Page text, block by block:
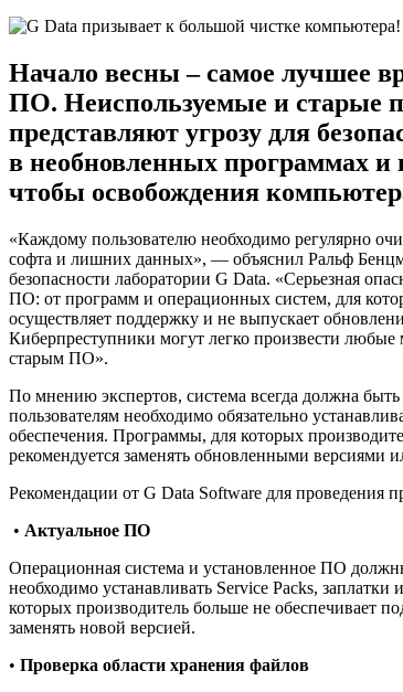
Начало весны – самое лучшее
ПО. Неиспользуемые и старые
представляют угрозу для
в необновленных программах
чтобы освобождения
«Каждому пользователю необходимо регулярно
софта и лишних данных», — объяснил Ральф
безопасности лаборатории G Data. «Серьезная
ПО: от программ и операционных систем, для
осуществляет поддержку и не выпускает
Киберпреступники могут легко произвести
старым ПО».
По мнению экспертов, система всегда должна быть
пользователям необходимо обязательно
обеспечения. Программы, для которых
рекомендуется заменять обновленными версиями
Рекомендации от G Data Software для проведения
• Актуальное ПО
Операционная система и установленное ПО
необходимо устанавливать Service Packs,
которых производитель больше не обеспечивает
заменять новой версией.
• Проверка области хранения файлов